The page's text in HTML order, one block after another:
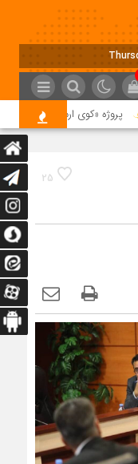
پروژه «کوی ارم» زنجان به
25